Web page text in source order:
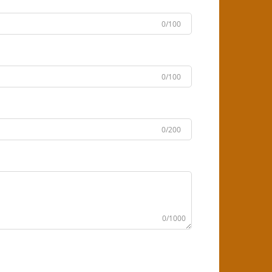
0/100
0/100
0/200
0/1000